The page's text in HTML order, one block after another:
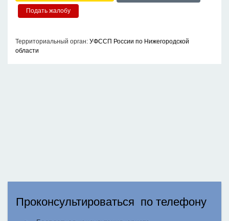
Территориальный орган: УФССП России по Нижегородской
области